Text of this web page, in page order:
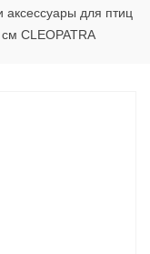
аксессуары для птиц
CLEOPATRA